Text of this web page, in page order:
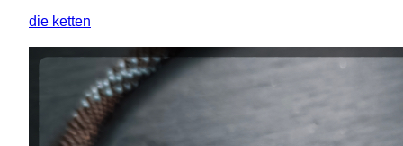
die ketten